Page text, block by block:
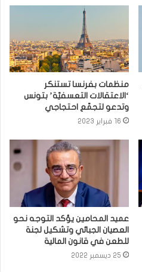
منظمات بفرنسا تستنكر
‘الاعتقالات التعسفيّة’ بتونس
وتدعو لتجمّع احتجاجي
16 فبراير 2023
عميد المحامين يؤكد التوجه نحو
العصيان الجبائي وتشكيل لجنة
للطعن في قانون المالية
25 ديسمبر 2022